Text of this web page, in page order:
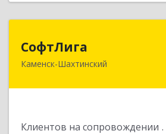
СофтЛига
Каменск-Шахтинский
Клиентов на сопровождении
347800, Ростовская обл,